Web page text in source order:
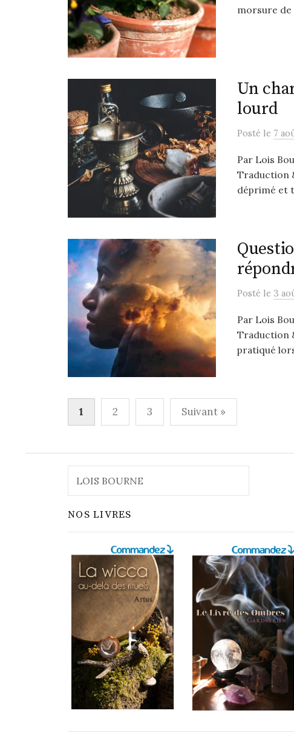
morsure de
Un
lourd
Posté le 7
Par Lois
Traduction
déprimé et
Posté le 3
Par Lois
Traduction
pratiqué
Pagination
publications
1 2 3 Suivant »
NOS LIVRES